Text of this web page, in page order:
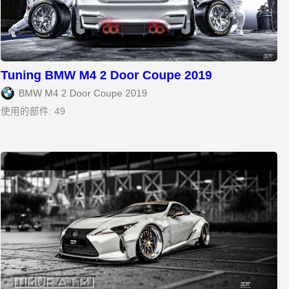
Tuning BMW M4 2 Door Coupe 2019
BMW M4 2 Door Coupe 2019
使用的部件: 49